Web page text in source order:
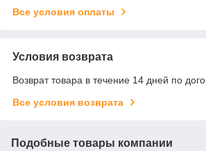
Все условия оплаты
Условия возврата
Возврат товара в течение 14 дней по
Все условия возврата
Подобные товары компании